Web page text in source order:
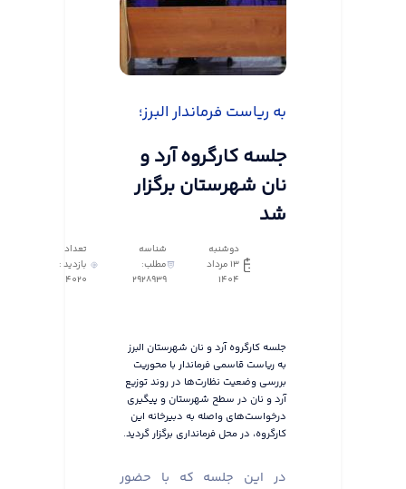
به ریاست فرماندار البرز؛
جلسه کارگروه آرد و
نان شهرستان برگزار
شد
دوشنبه
13 مرداد
1404
شناسه
مطلب:
2928939
تعداد
بازدید :
4020
جلسه کارگروه آرد و نان شهرستان البرز
به ریاست قاسمی فرماندار با محوریت
بررسی وضعیت نظارت‌ها در روند توزیع
آرد و نان در سطح شهرستان و پیگیری
درخواست‌های واصله به دبیرخانه این
کارگروه، در محل فرمانداری برگزار گردید.
در این جلسه که با حضور